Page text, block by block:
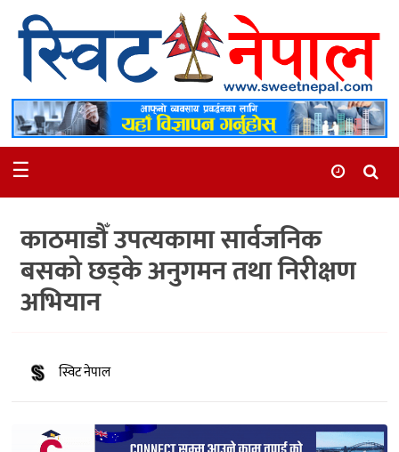
समाचार
स्थानीय
मनोरञ्जन
अन्तर्वार्ता
समाज
भिडियो
प्रदेश
☰
काठमाडौँ उपत्यकामा सार्वजनिक
बसको छड्के अनुगमन तथा निरीक्षण
अभियान
स्विट नेपाल